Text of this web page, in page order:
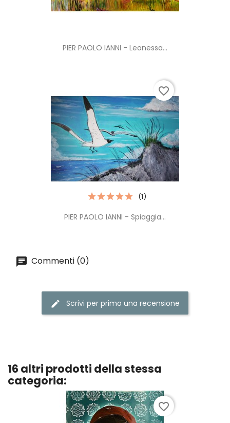
PIER PAOLO IANNI - Leonessa...
PIER PAOLO IANNI - Spiaggia...
(1)
favorite_border
Commenti (0)
Scrivi per primo una recensione
16 altri prodotti della stessa
categoria:
favorite_border